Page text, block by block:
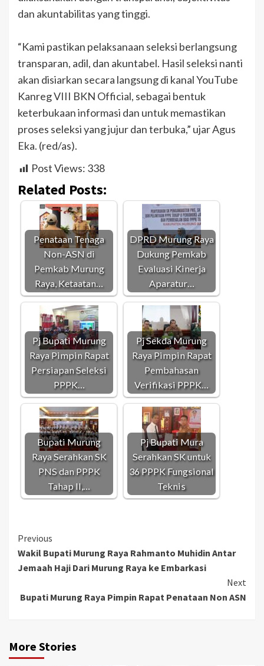
dan akuntabilitas yang tinggi.
“Kami pastikan pelaksanaan seleksi berlangsung
transparan, adil, dan akuntabel. Hasil seleksi nanti
akan disiarkan secara langsung di kanal YouTube
Kanreg VIII BKN Official, sebagai bentuk
keterbukaan informasi dan untuk memastikan
proses seleksi yang jujur dan terbuka,” ujar Agus
Eka. (red/as).
Post Views: 338
Related Posts:
Penataan Tenaga
Non-ASN di
Pemkab Murung
Raya, Ketaatan…
DPRD Murung Raya
Dukung Pemkab
Evaluasi Kinerja
Aparatur…
Pj Bupati Murung
Raya Pimpin Rapat
Persiapan Seleksi
PPPK…
Pj Sekda Murung
Raya Pimpin Rapat
Pembahasan
Verifikasi PPPK…
Bupati Murung
Raya Serahkan SK
PNS dan PPPK
Tahap II,…
Pj Bupati Mura
Serahkan SK untuk
36 PPPK Fungsional
Teknis
Continue
Reading
Previous
Wakil Bupati Murung Raya Rahmanto Muhidin Antar
Jemaah Haji Dari Murung Raya ke Embarkasi
Next
Bupati Murung Raya Pimpin Rapat Penataan Non ASN
More Stories